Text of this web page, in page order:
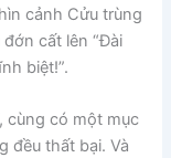
cảnh Cửu trùng
cất lên “Đài
biệt!”.
cùng có một mục
đều thất bại. Và